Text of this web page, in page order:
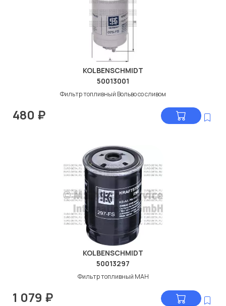
KOLBENSCHMIDT
50013001
Фильтр топливный Вольво со сливом
480 ₽
KOLBENSCHMIDT
50013297
Фильтр топливный МАН
1 079 ₽